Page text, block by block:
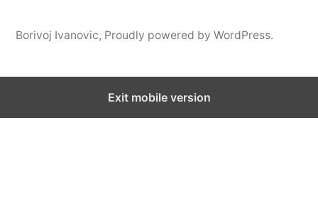
Borivoj Ivanovic, Proudly powered by WordPress.
Exit mobile version